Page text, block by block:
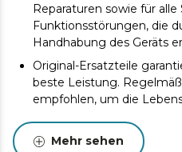
Reparaturen sowie für alle
Funktionsstörungen, die
Handhabung des Geräts
Original-Ersatzteile
beste Leistung.
empfohlen, um die
Mehr sehen